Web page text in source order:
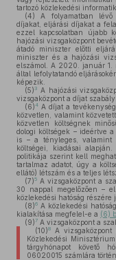
tartozó közlekedési
(4) A folyamatban lévő
díjakat, eljárási díjakat a
ezzel kapcsolatban újabb
hajózási vizsgaközpont
átadó miniszter előtti
miniszter és a hajózási
elszámol. A 2020. január 1.
által lefolytatandó
képezik.
(5) 3 A hajózási
vizsgaközpont a díjat
(6)4 A díjat a
közvetlen, valamint
közvetlen költségnek
dologi költségek – ideértve
is – a tényleges, valamint
költségei, kiadásai
politikája szerint kell
tartalmaz adatot, úgy a
ellátó) létszám és a teljes
(7)5 A vizsgaközpont a
30 nappal megelőzően –
közlekedési hatóság részére
(8)6 A közlekedési
kialakítása megfelel-e a (6)
(9)7 A vizsgaközpont a
(10)8A vizsgaközpont
Közlekedési
tárgyhónapot követő
06020015 számlára